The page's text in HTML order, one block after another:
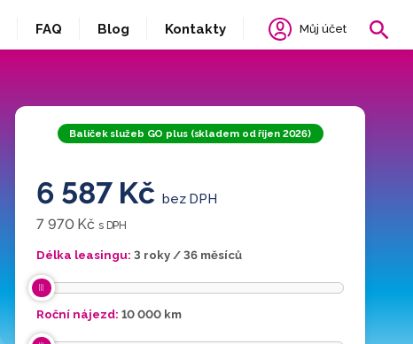
FAQ Blog Kontakty Můj účet
Balíček služeb GO plus (skladem od říjen 2026)
6 587 Kč bez DPH
7 970 Kč s DPH
Délka leasingu:3 roky / 36 měsíců
Roční nájezd:10 000 km